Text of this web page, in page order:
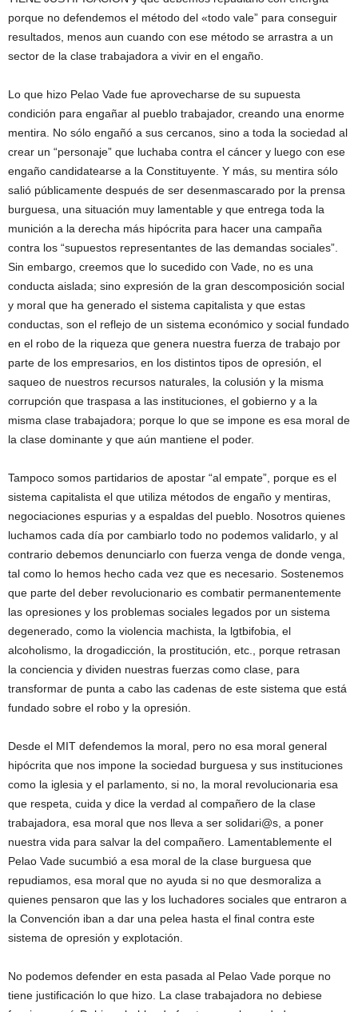
porque no defendemos el método del «todo vale” para conseguir
resultados, menos aun cuando con ese método se arrastra a un
sector de la clase trabajadora a vivir en el engaño.
Lo que hizo Pelao Vade fue aprovecharse de su supuesta
condición para engañar al pueblo trabajador, creando una enorme
mentira. No sólo engañó a sus cercanos, sino a toda la sociedad al
crear un “personaje” que luchaba contra el cáncer y luego con ese
engaño candidatearse a la Constituyente. Y más, su mentira sólo
salió públicamente después de ser desenmascarado por la prensa
burguesa, una situación muy lamentable y que entrega toda la
munición a la derecha más hipócrita para hacer una campaña
contra los “supuestos representantes de las demandas sociales”.
Sin embargo, creemos que lo sucedido con Vade, no es una
conducta aislada; sino expresión de la gran descomposición social
y moral que ha generado el sistema capitalista y que estas
conductas, son el reflejo de un sistema económico y social fundado
en el robo de la riqueza que genera nuestra fuerza de trabajo por
parte de los empresarios, en los distintos tipos de opresión, el
saqueo de nuestros recursos naturales, la colusión y la misma
corrupción que traspasa a las instituciones, el gobierno y a la
misma clase trabajadora; porque lo que se impone es esa moral de
la clase dominante y que aún mantiene el poder.
Tampoco somos partidarios de apostar “al empate”, porque es el
sistema capitalista el que utiliza métodos de engaño y mentiras,
negociaciones espurias y a espaldas del pueblo. Nosotros quienes
luchamos cada día por cambiarlo todo no podemos validarlo, y al
contrario debemos denunciarlo con fuerza venga de donde venga,
tal como lo hemos hecho cada vez que es necesario. Sostenemos
que parte del deber revolucionario es combatir permanentemente
las opresiones y los problemas sociales legados por un sistema
degenerado, como la violencia machista, la lgtbifobia, el
alcoholismo, la drogadicción, la prostitución, etc., porque retrasan
la conciencia y dividen nuestras fuerzas como clase, para
transformar de punta a cabo las cadenas de este sistema que está
fundado sobre el robo y la opresión.
Desde el MIT defendemos la moral, pero no esa moral general
hipócrita que nos impone la sociedad burguesa y sus instituciones
como la iglesia y el parlamento, si no, la moral revolucionaria esa
que respeta, cuida y dice la verdad al compañero de la clase
trabajadora, esa moral que nos lleva a ser solidari@s, a poner
nuestra vida para salvar la del compañero. Lamentablemente el
Pelao Vade sucumbió a esa moral de la clase burguesa que
repudiamos, esa moral que no ayuda si no que desmoraliza a
quienes pensaron que las y los luchadores sociales que entraron a
la Convención iban a dar una pelea hasta el final contra este
sistema de opresión y explotación.
No podemos defender en esta pasada al Pelao Vade porque no
tiene justificación lo que hizo. La clase trabajadora no debiese